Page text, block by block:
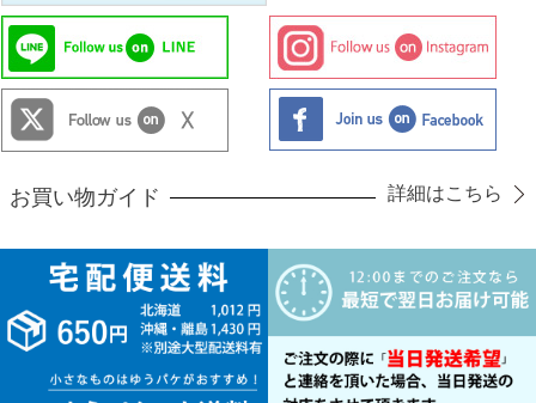
お買い物ガイド 詳細はこちら